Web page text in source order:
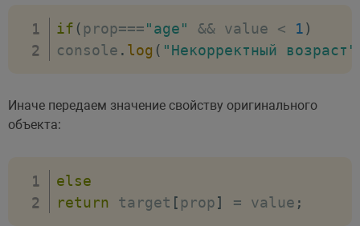
if ( prop==="age" && value < 1)
console . log ( "Некорректный возраст"
Иначе передаем значение свойству оригинального
объекта:
else
return target [ prop] = value ;